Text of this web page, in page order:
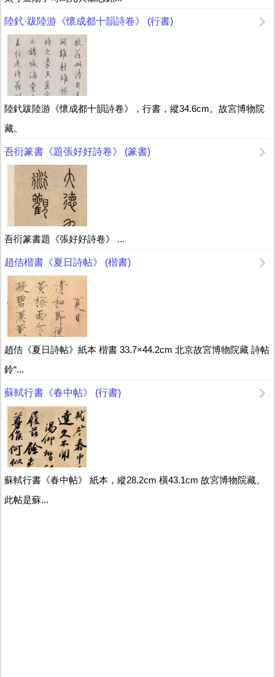
陸釴·跋陸游《懷成都十韻詩卷》 (行書)
陸釴跋陸游《懷成都十韻詩卷》，行書，縱34.6cm。故宮博物院
藏。
吾衍篆書《題張好好詩卷》 (篆書)
吾衍篆書題《張好好詩卷》 ...
趙佶楷書《夏日詩帖》 (楷書)
趙佶《夏日詩帖》紙本 楷書 33.7×44.2cm 北京故宮博物院藏 詩帖
鈴“...
蘇軾行書《春中帖》 (行書)
蘇軾行書《春中帖》 紙本，縱28.2cm 橫43.1cm 故宮博物院藏。
此帖是蘇...